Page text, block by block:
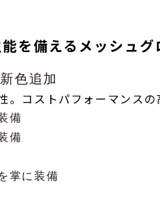
を備えるメッシュグ
新色追加
コストパフォーマンス
備
備
掌に装備